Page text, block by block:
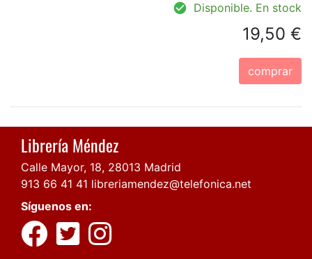
Disponible. En stock
19,50 €
comprar
Librería Méndez
Calle Mayor, 18, 28013 Madrid
913 66 41 41 libreriamendez@telefonica.net
Síguenos en: